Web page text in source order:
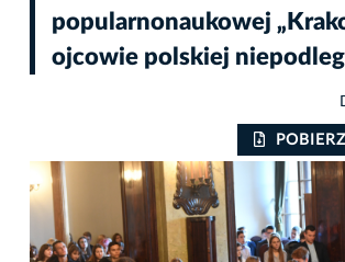
popularnonaukowej
ojcowie polskiej